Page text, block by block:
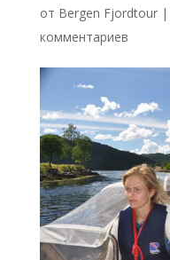
от Bergen Fjordtour|
комментариев